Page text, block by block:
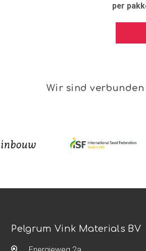
per
Wir sind verbunden
Pelgrum Vink Materials BV